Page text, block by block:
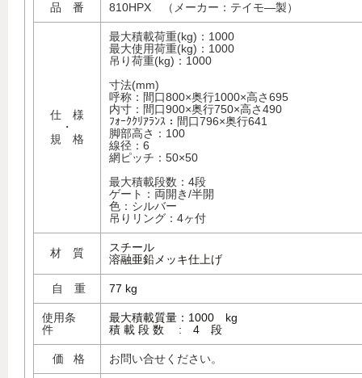
品 番 810HPX （メーカー：テイモ―製）
仕 様
・
規 格
最大積載荷重(kg)：1000
最大使用荷重(kg)：1000
吊り荷重(kg)：1000
寸法(mm)
呼称：間口800×奥行1000×高さ695
内寸：間口900×奥行750×高さ490
ﾌｫｰｸｸﾘｱﾗﾝｽ ： 間口796×奥行641
脚部高さ：100
線径：6
網ピッチ：50×50
最大積載段数：4段
ゲート：両開き/半開
色：シルバー
吊りリング：4ヶ付
材 質
スチール
溶融亜鉛メッキ仕上げ
自 重 77 kg
使用条
件
最大積載質量：1000 kg
積 載 段 数 : 4 段
価 格 お問い合せください。